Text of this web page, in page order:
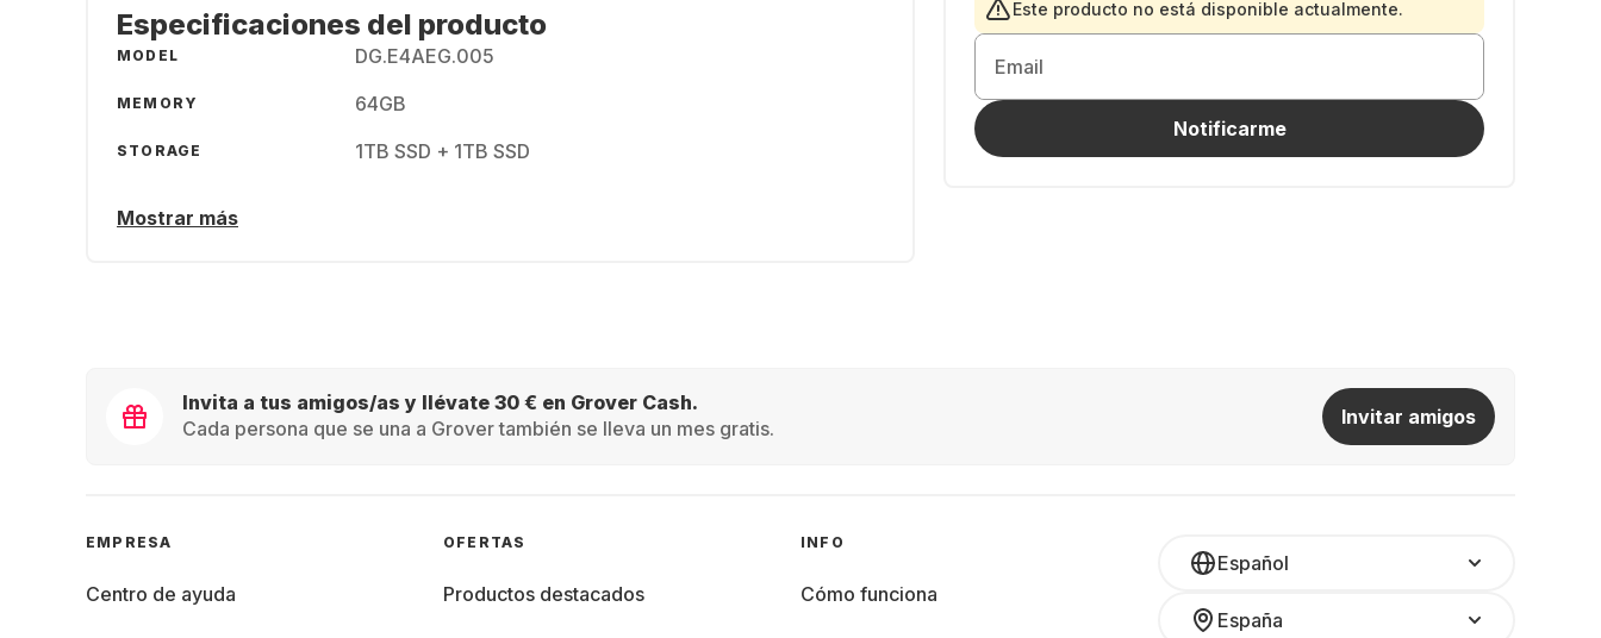
Este producto no está disponible actualmente.
Email
Notificarme
Especificaciones del producto
MODEL DG.E4AEG.005
MEMORY 64GB
STORAGE 1TB SSD + 1TB SSD
Mostrar más
Invita a tus amigos/as y llévate 30 € en Grover Cash.
Cada persona que se una a Grover también se lleva un mes gratis.
Invitar amigos
Español
España
EMPRESA
Centro de ayuda
OFERTAS
Productos destacados
INFO
Cómo funciona